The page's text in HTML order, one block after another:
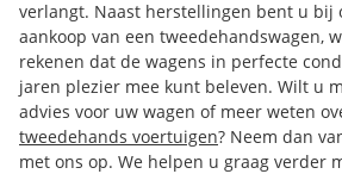
verlangt. Naast herstellingen bent u bij
aankoop van een tweedehandswagen,
rekenen dat de wagens in perfecte
jaren plezier mee kunt beleven. Wilt u
advies voor uw wagen of meer weten
tweedehands voertuigen? Neem dan
met ons op. We helpen u graag verder